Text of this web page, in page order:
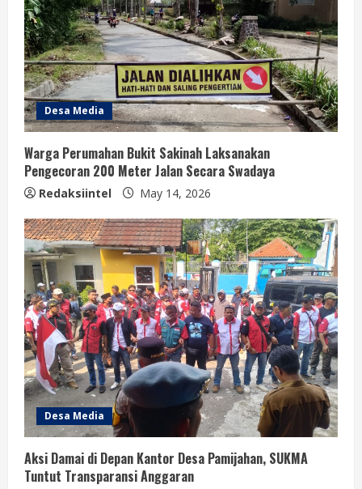
Desa Media
Warga Perumahan Bukit Sakinah Laksanakan
Pengecoran 200 Meter Jalan Secara Swadaya
Redaksiintel May 14, 2026
Desa Media
Aksi Damai di Depan Kantor Desa Pamijahan, SUKMA
Tuntut Transparansi Anggaran